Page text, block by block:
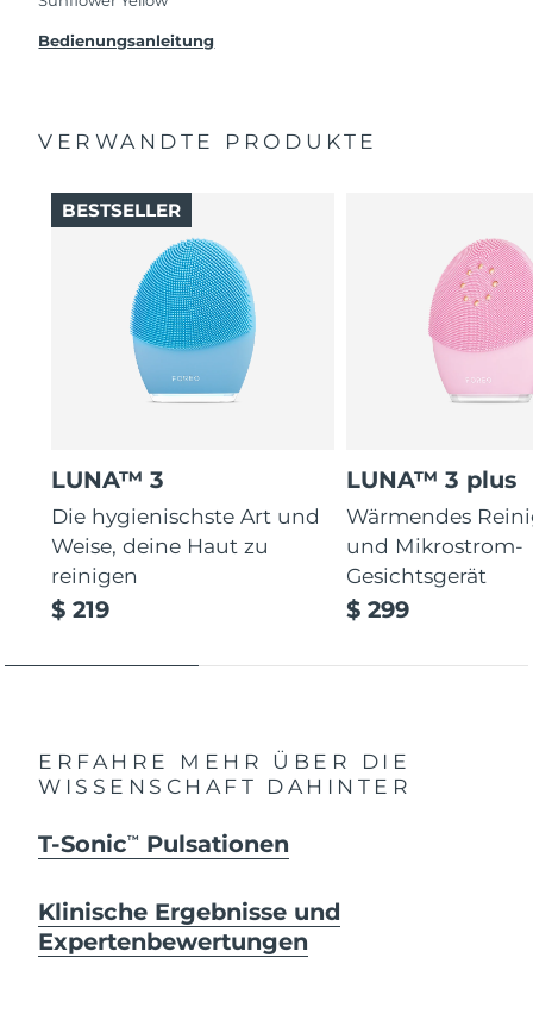
solltest, bekommst du dieses Produkt von
Bedienungsanleitung
VERWANDTE PRODUKTE
LUNA™ 3
Die hygienischste Art und
Weise, deine Haut zu
reinigen
$ 219
BESTSELLER
LUNA™ 3 plus
Wärmendes
und Mikrostrom-
Gesichtsgerät
$ 299
ERFAHRE MEHR ÜBER DIE
WISSENSCHAFT DAHINTER
T-SonicTM Pulsationen
Klinische Ergebnisse und
Expertenbewertungen